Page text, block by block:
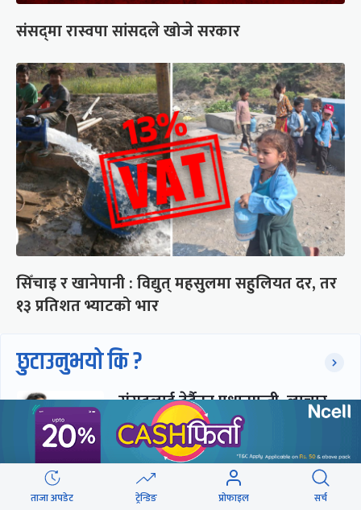
संसद्‍मा रास्वपा सांसदले खोजे सरकार
सिँचाइ र खानेपानी : विद्युत् महसुलमा सहुलियत दर, तर
१३ प्रतिशत भ्याटको भार
छुटाउनुभयो कि ?
संसद्लाई टेर्दैनन् प्रधानमन्त्री, लाचार
छन् सभामुख
‘अस्थायी प्रकृतिको अध्यादेशले ऐनको
ताजा अपडेट ट्रेन्डिङ प्रोफाइल सर्च